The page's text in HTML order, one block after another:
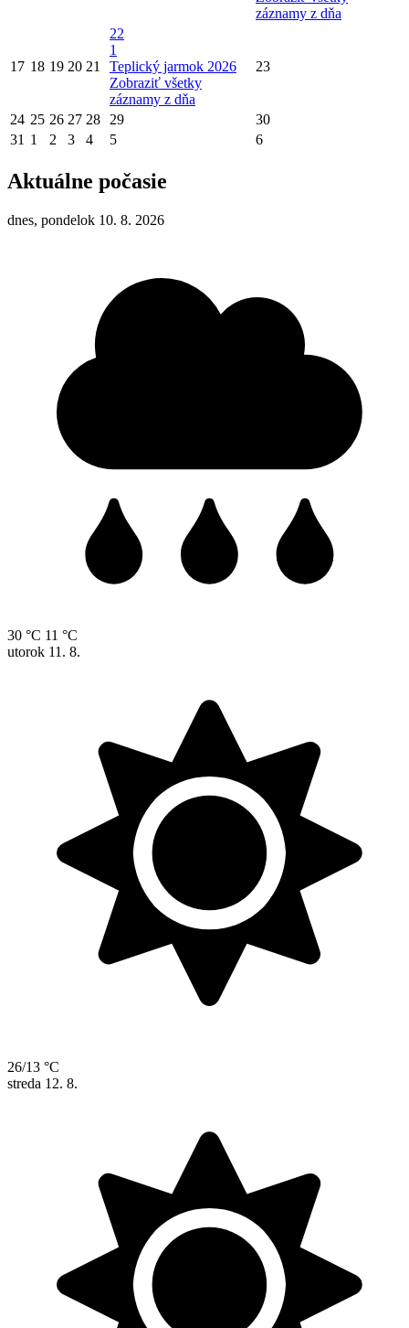
záznamy z dňa
17 18 19 20 21
22
1
Teplický jarmok 2026
Zobraziť všetky
záznamy z dňa
23
24 25 26 27 28 29
30
31 1 2 3 4 5 6
Aktuálne počasie
dnes, pondelok 10. 8. 2026
30 °C 11 °C
utorok 11. 8.
26/13 °C
streda 12. 8.